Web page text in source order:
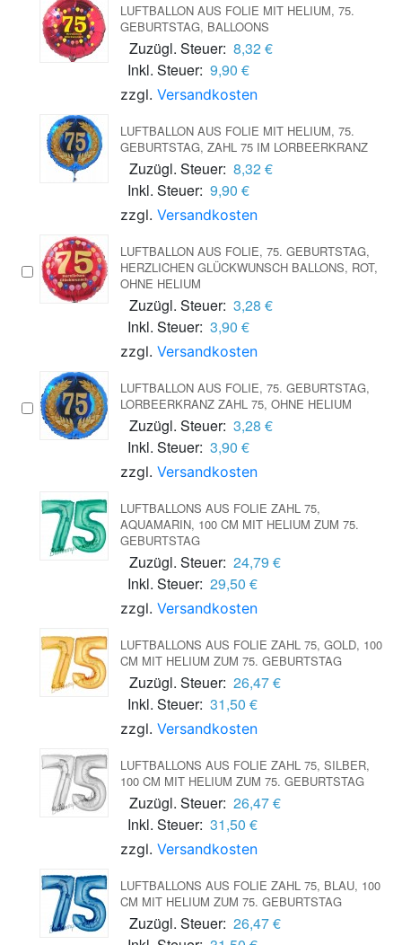
LUFTBALLON AUS FOLIE MIT HELIUM, 75.
GEBURTSTAG, BALLOONS
Zuzügl. Steuer: 8,32 €
Inkl. Steuer: 9,90 €
zzgl. Versandkosten
LUFTBALLON AUS FOLIE MIT HELIUM, 75.
GEBURTSTAG, ZAHL 75 IM LORBEERKRANZ
Zuzügl. Steuer: 8,32 €
Inkl. Steuer: 9,90 €
zzgl. Versandkosten
LUFTBALLON AUS FOLIE, 75. GEBURTSTAG,
HERZLICHEN GLÜCKWUNSCH BALLONS, ROT,
OHNE HELIUM
Zuzügl. Steuer: 3,28 €
Inkl. Steuer: 3,90 €
zzgl. Versandkosten
LUFTBALLON AUS FOLIE, 75. GEBURTSTAG,
LORBEERKRANZ ZAHL 75, OHNE HELIUM
Zuzügl. Steuer: 3,28 €
Inkl. Steuer: 3,90 €
zzgl. Versandkosten
LUFTBALLONS AUS FOLIE ZAHL 75,
AQUAMARIN, 100 CM MIT HELIUM ZUM 75.
GEBURTSTAG
Zuzügl. Steuer: 24,79 €
Inkl. Steuer: 29,50 €
zzgl. Versandkosten
LUFTBALLONS AUS FOLIE ZAHL 75, GOLD, 100
CM MIT HELIUM ZUM 75. GEBURTSTAG
Zuzügl. Steuer: 26,47 €
Inkl. Steuer: 31,50 €
zzgl. Versandkosten
LUFTBALLONS AUS FOLIE ZAHL 75, SILBER,
100 CM MIT HELIUM ZUM 75. GEBURTSTAG
Zuzügl. Steuer: 26,47 €
Inkl. Steuer: 31,50 €
zzgl. Versandkosten
LUFTBALLONS AUS FOLIE ZAHL 75, BLAU, 100
CM MIT HELIUM ZUM 75. GEBURTSTAG
Zuzügl. Steuer: 26,47 €